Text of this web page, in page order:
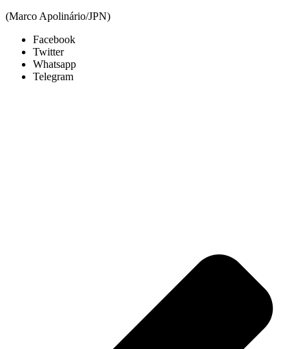
(Marco Apolinário/JPN)
Facebook
Twitter
Whatsapp
Telegram